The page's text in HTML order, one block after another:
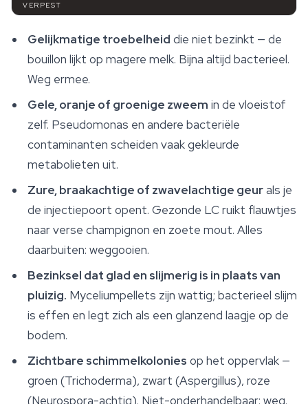
VERPEST
Gelijkmatige troebelheid die niet bezinkt — de
bouillon lijkt op magere melk. Bijna altijd bacterieel.
Weg ermee.
Gele, oranje of groenige zweem in de vloeistof
zelf. Pseudomonas en andere bacteriële
contaminanten scheiden vaak gekleurde
metabolieten uit.
Zure, braakachtige of zwavelachtige geurals je
de injectiepoort opent. Gezonde LC ruikt flauwtjes
naar verse champignon en zoete mout. Alles
daarbuiten: weggooien.
Bezinksel dat glad en slijmerig is in plaats van
pluizig. Myceliumpellets zijn wattig; bacterieel slijm
is effen en legt zich als een glanzend laagje op de
bodem.
Zichtbare schimmelkolonies op het oppervlak —
groen (Trichoderma), zwart (Aspergillus), roze
(Neurospora-achtig). Niet-onderhandelbaar: weg.